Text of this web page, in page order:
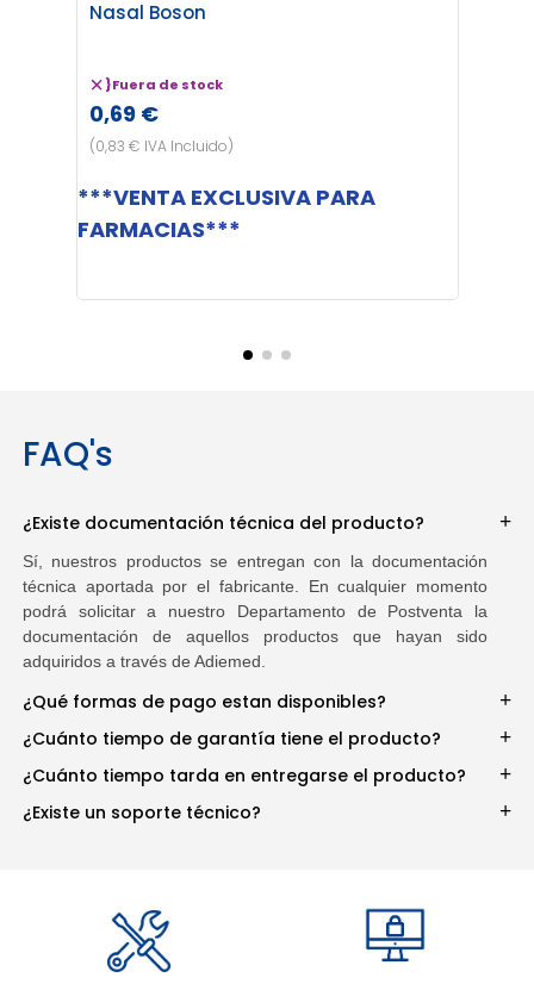
Nasal Boson
}Fuera de stock
0,69 €
(0,83 € IVA Incluido)
***VENTA EXCLUSIVA PARA
FARMACIAS***
FAQ's
¿Existe documentación técnica del producto?
Sí, nuestros productos se entregan con la documentación
técnica aportada por el fabricante. En cualquier momento
podrá solicitar a nuestro Departamento de Postventa la
documentación de aquellos productos que hayan sido
adquiridos a través de Adiemed.
¿Qué formas de pago estan disponibles?
¿Cuánto tiempo de garantía tiene el producto?
¿Cuánto tiempo tarda en entregarse el producto?
¿Existe un soporte técnico?